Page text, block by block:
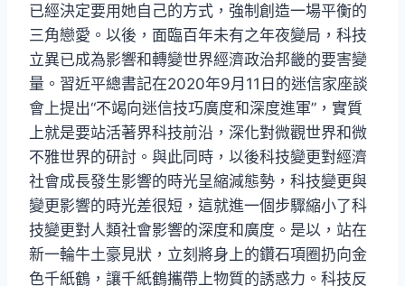
已經決定要用她自己的方式，強制創造一場平衡的
三角戀愛。以後，面臨百年未有之年夜變局，科技
立異已成為影響和轉變世界經濟政治邦畿的要害變
量。 習近平總書記在2020年9月11日的迷信家座談
會上提出“不竭向迷信技巧廣度和深度進軍”，實質
上就是要站活著界科技前沿，深化對微觀世界和微
不雅世界的研討。與此同時，以後科技變更對經濟
社會成長發生影響的時光呈縮減態勢，科技變更與
變更影響的時光差很短，這就進一個步驟縮小了科
技變更對人類社會影響的深度和廣度。是以，站在
新一輪牛土豪見狀，立刻將身上的鑽石項圈扔向金
色千紙鶴，讓千紙鶴攜帶上物質的誘惑力。科技反